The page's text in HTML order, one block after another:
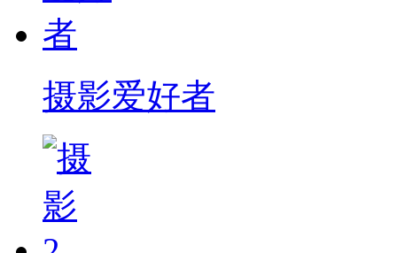
摄影爱好者